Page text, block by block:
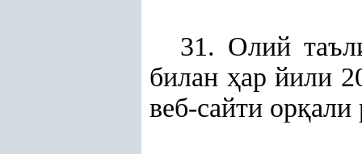
31. Олий
билан ҳар йили
веб-сайти орқали